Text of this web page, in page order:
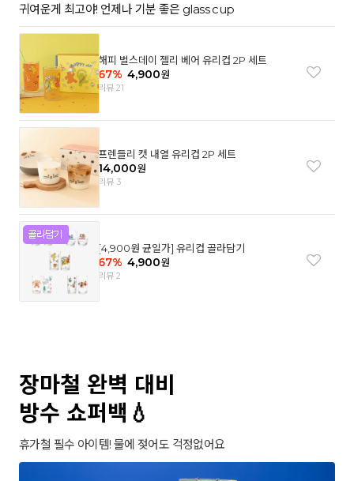
귀여운게 최고야! 언제나 기분 좋은 glass cup
해피 벌스데이 젤리 베어 유리컵 2P 세트
67% 4,900원
리뷰 21
프렌들리 캣 내열 유리컵 2P 세트
14,000원
리뷰 3
[4,900원 균일가] 유리컵 골라담기
67% 4,900원
리뷰 2
장마철 완벽 대비
방수 쇼퍼백💧
휴가철 필수 아이템! 물에 젖어도 걱정없어요